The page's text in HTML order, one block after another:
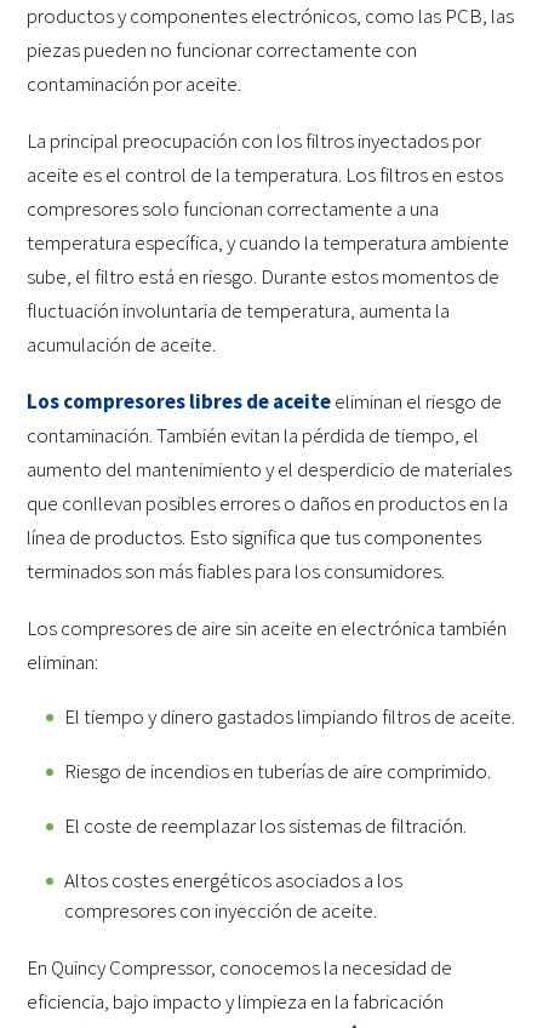
productos y componentes electrónicos, como las PCB, las
piezas pueden no funcionar correctamente con
contaminación por aceite.
La principal preocupación con los filtros inyectados por
aceite es el control de la temperatura. Los filtros en estos
compresores solo funcionan correctamente a una
temperatura específica, y cuando la temperatura ambiente
sube, el filtro está en riesgo. Durante estos momentos de
fluctuación involuntaria de temperatura, aumenta la
acumulación de aceite.
Los compresores libres de aceiteeliminan el riesgo de
contaminación. También evitan la pérdida de tiempo, el
aumento del mantenimiento y el desperdicio de materiales
que conllevan posibles errores o daños en productos en la
línea de productos. Esto significa que tus componentes
terminados son más fiables para los consumidores.
Los compresores de aire sin aceite en electrónica también
eliminan:
El tiempo y dinero gastados limpiando filtros de aceite.
Riesgo de incendios en tuberías de aire comprimido.
El coste de reemplazar los sistemas de filtración.
Altos costes energéticos asociados a los
compresores con inyección de aceite.
En Quincy Compressor, conocemos la necesidad de
eficiencia, bajo impacto y limpieza en la fabricación